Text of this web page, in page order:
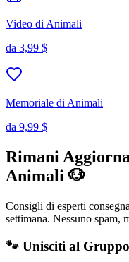
Video di Animali
da 3,99 $
Memoriale di Animali
da 9,99 $
Rimani
Animali 🐶
Consigli di esperti
settimana. Nessuno spam,
🐾 Unisciti al Gruppo